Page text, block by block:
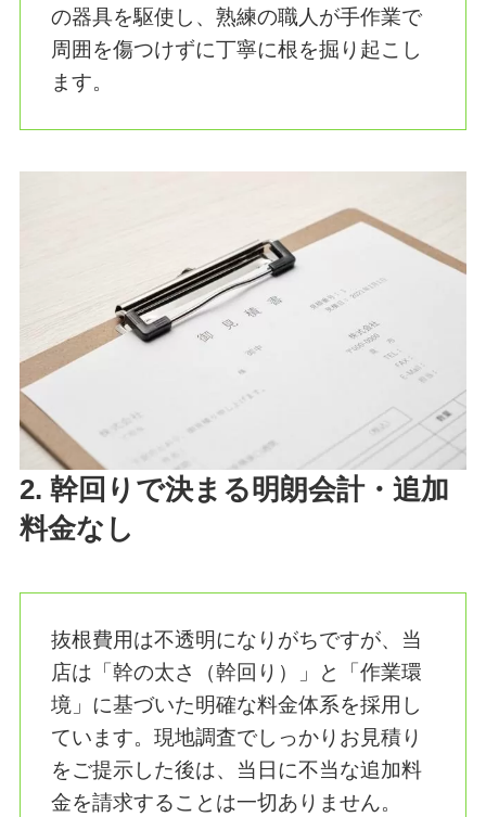
の器具を駆使し、熟練の職人が手作業で
周囲を傷つけずに丁寧に根を掘り起こし
ます。
2. 幹回りで決まる明朗会計・追加
料金なし
抜根費用は不透明になりがちですが、当
店は「幹の太さ（幹回り）」と「作業環
境」に基づいた明確な料金体系を採用し
ています。現地調査でしっかりお見積り
をご提示した後は、当日に不当な追加料
金を請求することは一切ありません。